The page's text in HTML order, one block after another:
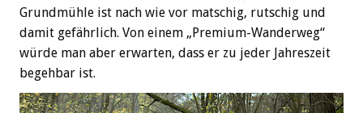
Grundmühle ist nach wie vor matschig, rutschig und
damit gefährlich. Von einem „Premium-Wanderweg“
würde man aber erwarten, dass er zu jeder Jahreszeit
begehbar ist.